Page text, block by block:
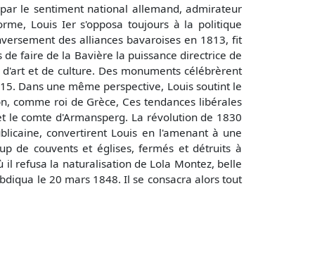
le sentiment national allemand, admirateur
Louis Ier s'opposa toujours à la politique
des alliances bavaroises en 1813, fit
faire de la Bavière la puissance directrice de
et de culture. Des monuments célébrèrent
Dans une même perspective, Louis soutint le
comme roi de Grèce, Ces tendances libérales
comte d'Armansperg. La révolution de 1830
convertirent Louis en l'amenant à une
de couvents et églises, fermés et détruits à
refusa la naturalisation de Lola Montez, belle
le 20 mars 1848. Il se consacra alors tout